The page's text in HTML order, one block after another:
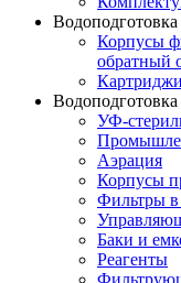
Корпусы
обратный
УФ-
Аэрация
Корпусы
Фильтры в
Баки и
Реагенты